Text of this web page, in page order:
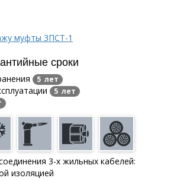
муфты 3ПСТ-1
сроки
5 лет
5 лет
3-х жильных кабелей:
изоляцией